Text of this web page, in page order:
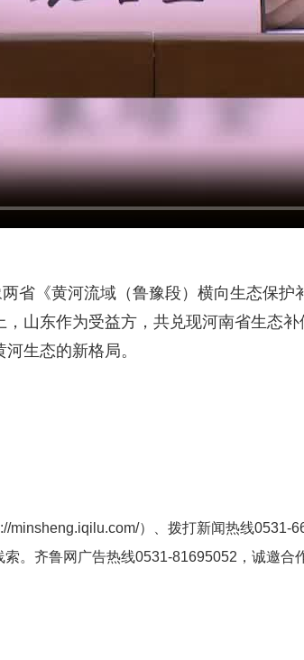
省《黄河流域（鲁豫段）横向生态保护
山东作为受益方，共兑现河南省生态
生态的新格局。
minsheng.iqilu.com/）、拨打新闻热线0531-
索。齐鲁网广告热线0531-81695052 ，诚邀合